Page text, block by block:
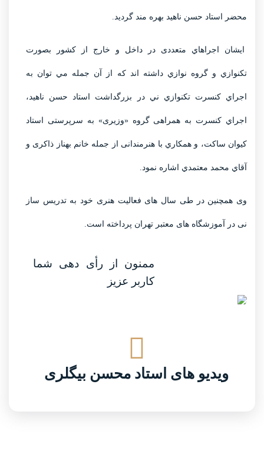
محضر استاد حسن ناهيد بهره مند گردید.
ایشان اجراهاي متعددی در داخل و خارج از کشور بصورت
تکنوازي و گروه نوازي داشته اند که از آن جمله مي توان به
اجراي کنسرت تکنوازي ني در بزرگداشت استاد حسن ناهيد،
اجراي کنسرت به همراهی گروه «وزیری» به سرپرستی استاد
کیوان ساکت، و همکاري با هنرمندانی از جمله خانم بهناز ذاکری و
آقاي محمد معتمدي اشاره نمود.
وی همچنین در طی سال های فعالیت هنری خود به تدریس ساز
نی در آموزشگاه های معتبر تهران پرداخته است.
ممنون از رأی دهی شما
کاربر عزیز
ویدیو های استاد محسن بیگلری